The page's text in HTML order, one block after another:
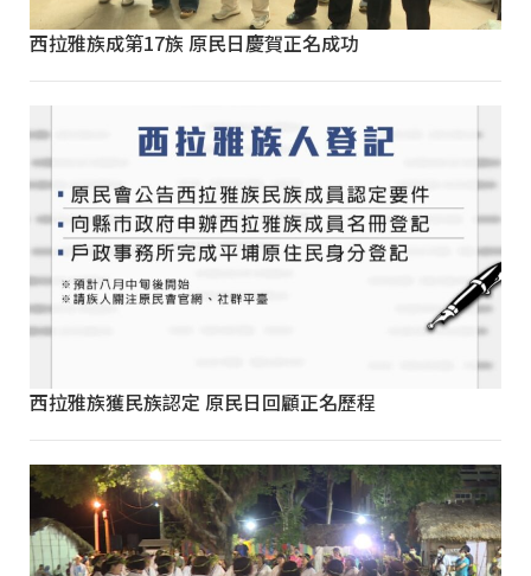
西拉雅族成第17族 原民日慶賀正名成功
西拉雅族獲民族認定 原民日回顧正名歷程